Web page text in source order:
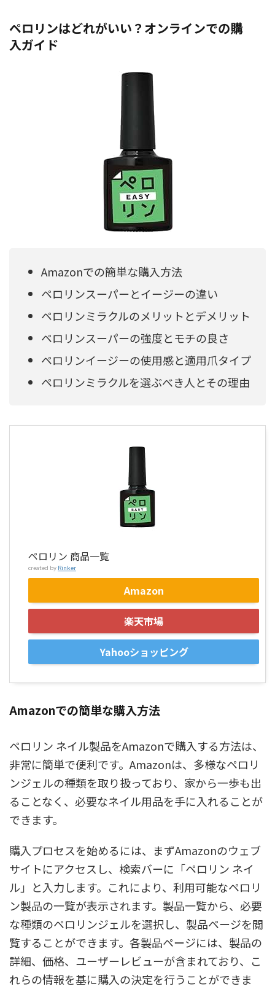
ペロリンはどれがいい？オンラインでの購
入ガイド
Amazonでの簡単な購入方法
ペロリンスーパーとイージーの違い
ペロリンミラクルのメリットとデメリット
ペロリンスーパーの強度とモチの良さ
ペロリンイージーの使用感と適用爪タイプ
ペロリンミラクルを選ぶべき人とその理由
ペロリン 商品一覧
created by Rinker
Amazon
楽天市場
Yahooショッピング
Amazonでの簡単な購入方法
ペロリン ネイル製品をAmazonで購入する方法は、
非常に簡単で便利です。Amazonは、多様なペロリ
ンジェルの種類を取り扱っており、家から一歩も出
ることなく、必要なネイル用品を手に入れることが
できます。
購入プロセスを始めるには、まずAmazonのウェブ
サイトにアクセスし、検索バーに「ペロリン ネイ
ル」と入力します。これにより、利用可能なペロリ
ン製品の一覧が表示されます。製品一覧から、必要
な種類のペロリンジェルを選択し、製品ページを閲
覧することができます。各製品ページには、製品の
詳細、価格、ユーザーレビューが含まれており、こ
れらの情報を基に購入の決定を行うことができま